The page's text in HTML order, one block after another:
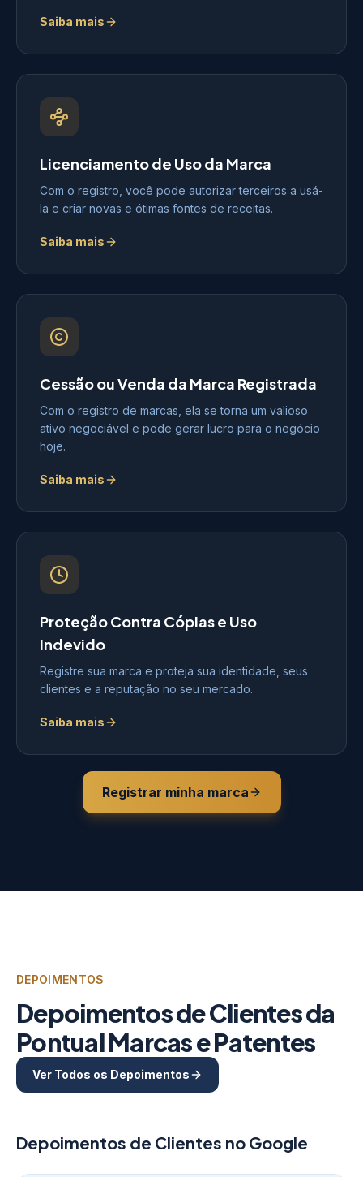
Saiba mais
Licenciamento de Uso da Marca
Com o registro, você pode autorizar terceiros a usá-
la e criar novas e ótimas fontes de receitas.
Saiba mais
Cessão ou Venda da Marca Registrada
Com o registro de marcas, ela se torna um valioso
ativo negociável e pode gerar lucro para o negócio
hoje.
Saiba mais
Proteção Contra Cópias e Uso
Indevido
Registre sua marca e proteja sua identidade, seus
clientes e a reputação no seu mercado.
Saiba mais
Registrar minha marca
DEPOIMENTOS
Depoimentos de Clientes da
Pontual Marcas e Patentes
Ver Todos os Depoimentos
Depoimentos de Clientes no Google